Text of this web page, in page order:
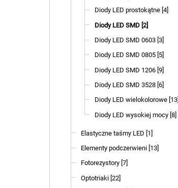
Diody LED prostokątne [4]
Diody LED SMD [2]
Diody LED SMD 0603 [3]
Diody LED SMD 0805 [5]
Diody LED SMD 1206 [9]
Diody LED SMD 3528 [6]
Diody LED wielokolorowe [13]
Diody LED wysokiej mocy [8]
Elastyczne taśmy LED [1]
Elementy podczerwieni [13]
Fotorezystory [7]
Optotriaki [22]